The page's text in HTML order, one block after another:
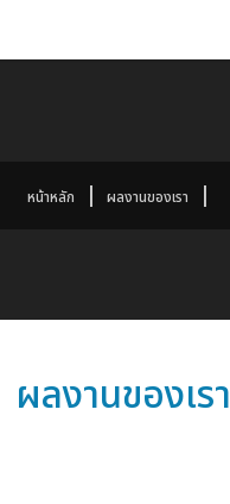
หน้าหลัก ผลงานของเรา
ผลงานของเรา